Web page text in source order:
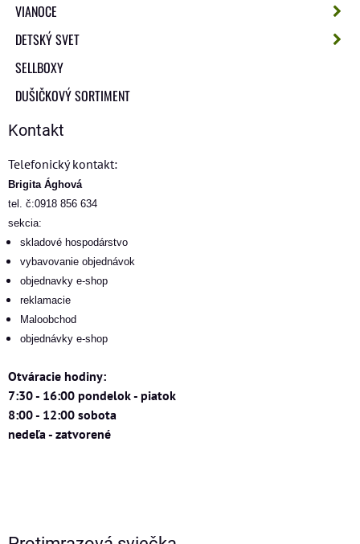
VIANOCE
DETSKÝ SVET
SELLBOXY
DUŠIČKOVÝ SORTIMENT
Kontakt
Telefonický kontakt:
Brigita Ághová
tel. č:0918 856 634
sekcia:
skladové hospodárstvo
vybavovanie objednávok
objednavky e-shop
reklamacie
Maloobchod
objednávky e-shop
Otváracie hodiny:
7:30 - 16:00 pondelok - piatok
8:00 - 12:00 sobota
nedeľa - zatvorené